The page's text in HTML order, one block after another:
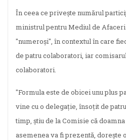
În ceea ce priveşte numărul
ministrul pentru Mediul de
"numeroşi", în contextul în care
de patru colaboratori, iar
colaboratori.
"Formula este de obicei unu plus
vine cu o delegaţie, însoţit de
timp, ştiu de la Comisie că
asemenea va fi prezentă, doreşte